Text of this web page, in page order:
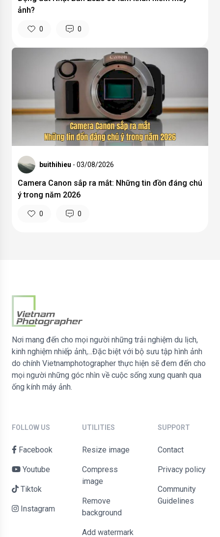
ảnh?
0 0
buithihieu - 03/08/2026
Camera Canon sắp ra mắt: Những tin đồn đáng chú
ý trong năm 2026
0 0
Nơi mang đến cho mọi người những trải nghiệm du lịch,
kinh nghiệm nhiếp ảnh,...Đặc biệt với bộ sưu tập hình ảnh
do chính Vietnamphotographer thực hiện sẽ đem đến cho
mọi người những góc nhìn về cuộc sống xung quanh qua
ống kính máy ảnh.
FOLLOW US
Facebook
Youtube
Tiktok
Instagram
UTILITIES
Resize image
Compress
image
Remove
background
Add watermark
SUPPORT
contact
Privacy policy
Community
Guidelines